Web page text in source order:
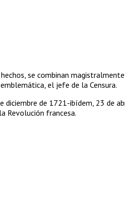
se combinan
el jefe de la Censura.
diciembre de 1721-ibídem, 23 de
Revolución francesa.